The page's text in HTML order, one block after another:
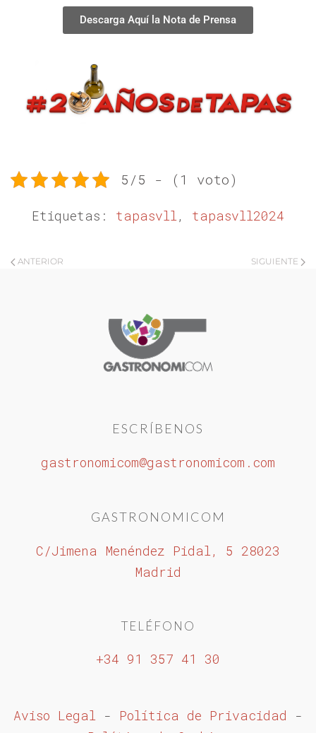
Descarga Aquí la Nota de Prensa
5/5 - (1 voto)
Etiquetas: tapasvll, tapasvll2024
ANTERIOR SIGUIENTE
ESCRÍBENOS
gastronomicom@gastronomicom.com
GASTRONOMICOM
C/Jimena Menéndez Pidal, 5 28023
Madrid
TELÉFONO
+34 91 357 41 30
Aviso Legal - Política de Privacidad -